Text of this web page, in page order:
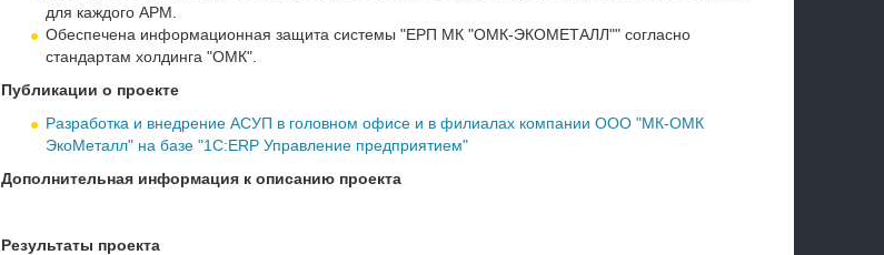
для каждого АРМ.
Обеспечена информационная защита системы "ЕРП МК "ОМК-ЭКОМЕТАЛЛ"" согласно
стандартам холдинга "ОМК".
Публикации о проекте
Разработка и внедрение АСУП в головном офисе и в филиалах компании ООО "МК-ОМК
ЭкоМеталл" на базе "1С:ERP Управление предприятием"
Дополнительная информация к описанию проекта
Результаты проекта